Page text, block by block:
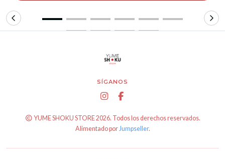
SÍGANOS
YUME SHOKU STORE 2026. Todos los derechos reservados.
Alimentado porJumpseller.